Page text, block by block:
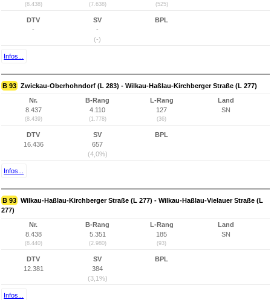
(8.438) (7.638) (525)
DTV
-
SV
-
(-)
BPL
Infos...
B 93 Zwickau-Oberhohndorf (L 283) - Wilkau-Haßlau-Kirchberger Straße (L 277)
Nr.
8.437
(8.439)
B-Rang
4.110
(1.778)
L-Rang
127
(36)
Land
SN
DTV
16.436
SV
657
(4,0%)
BPL
Infos...
B 93 Wilkau-Haßlau-Kirchberger Straße (L 277) - Wilkau-Haßlau-Vielauer Straße (L
277)
Nr.
8.438
(8.440)
B-Rang
5.351
(2.980)
L-Rang
185
(93)
Land
SN
DTV
12.381
SV
384
(3,1%)
BPL
Infos...